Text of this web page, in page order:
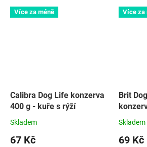
Více za méně
Calibra Dog Life konzerva
400 g - kuře s rýží
Skladem
67 Kč
Více za
Brit
batáty
Skladem
69 Kč